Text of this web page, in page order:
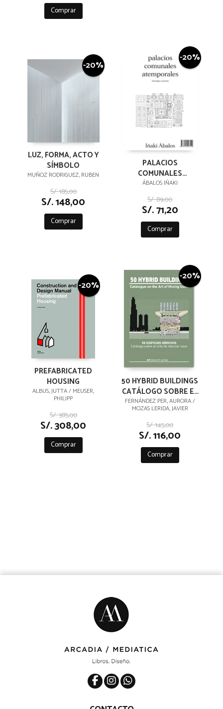
Comprar
-20%
LUZ, FORMA, ACTO Y
SÍMBOLO
MUÑOZ RODRIGUEZ, RUBEN
S/. 185,00
S/. 148,00
Comprar
-20%
PALACIOS
COMUNALES
ATEMPORALES
ÁBALOS IÑAKI
S/. 89,00
S/. 71,20
Comprar
-20%
PREFABRICATED
HOUSING
ALBUS, JUTTA / MEUSER,
PHILIPP
S/. 385,00
S/. 308,00
Comprar
-20%
50 HYBRID BUILDINGS
CATÁLOGO SOBRE EL
ARTE DE MEZCLAR
USOS
FERNÁNDEZ PER, AURORA /
MOZAS LERIDA, JAVIER
S/. 145,00
S/. 116,00
Comprar